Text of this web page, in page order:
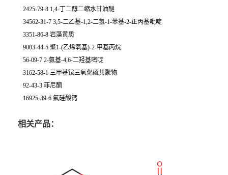
2425-79-8 1,4-丁二醇二缩水甘油醚
34562-31-7 3,5-二乙基-1,2-二氢-1-苯基-2-正丙基吡啶
3351-86-8 岩藻黄质
9003-44-5 聚1-(乙烯氧基)-2-甲基丙烷
56-09-7 2-氨基-4,6-二羟基嘧啶
3162-58-1 三甲基铵三氧化硫共聚物
92-43-3 菲尼酮
16925-39-6 氟硅酸钙
相关产品：